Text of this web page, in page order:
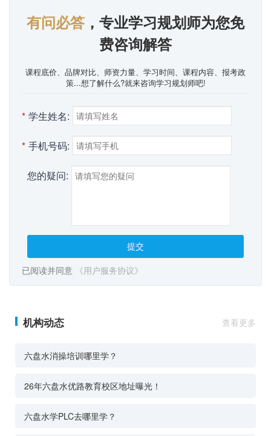
有问必答，专业学习规划师为您免
费咨询解答
课程底价、品牌对比、师资力量、学习时间、课程内容、报考政
策...想了解什么?就来咨询学习规划师吧!
* 学生姓名:
* 手机号码:
您的疑问:
提交
已阅读并同意 《用户服务协议》
机构动态 查看更多
六盘水消操培训哪里学？
26年六盘水优路教育校区地址曝光！
六盘水学PLC去哪里学？